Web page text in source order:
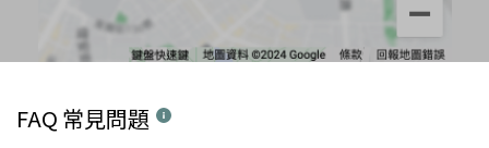
FAQ 常見問題